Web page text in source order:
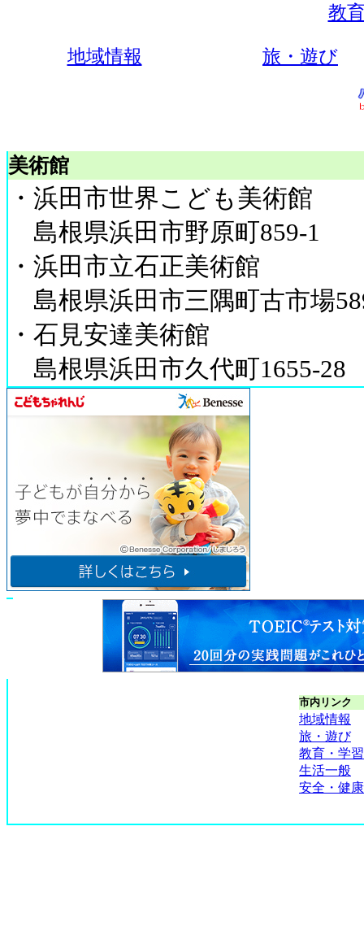
教
地域情報 旅・遊び
美術館
・浜田市世界こども美術館
島根県浜田市野原町859-1
・浜田市立石正美術館
島根県浜田市三隅町古市場
・石見安達美術館
島根県浜田市久代町1655-28